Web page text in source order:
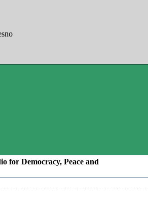
for Democracy, Peace and